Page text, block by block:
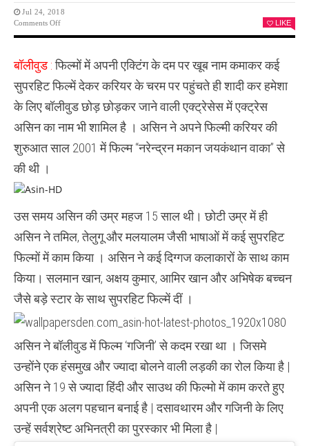
Jul 24, 2018
Comments OffOn
बिजनेस
रही
है
असिन
LIKE
बॉलीवुड :फिल्मों में अपनी एक्टिंग के दम पर खूब नाम कमाकर कई
सुपरहिट फिल्में देकर करियर के चरम पर पहुंचते ही शादी कर हमेशा
के लिए बॉलीवुड छोड़ छोड़कर जाने वाली एक्ट्रेसेस में एक्ट्रेस
असिन का नाम भी शामिल है । असिन ने अपने फिल्मी करियर की
शुरुआत साल 2001 में फिल्म “नरेन्द्रन मकान जयकंथान वाका” से
की थी ।
उस समय असिन की उम्र महज 15 साल थी। छोटी उम्र में ही
असिन ने तमिल, तेलुगू और मलयालम जैसी भाषाओं में कई सुपरहिट
फिल्मों में काम किया । असिन ने कई दिग्गज कलाकारों के साथ काम
किया। सलमान खान, अक्षय कुमार, आमिर खान और अभिषेक बच्चन
जैसे बड़े स्टार के साथ सुपरहिट फिल्में दीं ।
असिन ने बॉलीवुड में फिल्म ‘गजिनी’ से कदम रखा था । जिसमे
उन्होंने एक हंसमुख और ज्यादा बोलने वाली लड़की का रोल किया है |
असिन ने 19 से ज्यादा हिंदी और साउथ की फिल्मो में काम करते हुए
अपनी एक अलग पहचान बनाई है | दसावथारम और गजिनी के लिए
उन्हें सर्वश्रेष्ट अभिनत्री का पुरस्कार भी मिला है |